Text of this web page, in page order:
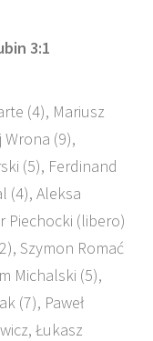
3:1
(4), Mariusz
Wrona (9),
(5), Ferdinand
(4), Aleksa
Piechocki (libero)
Szymon Romać
Michalski (5),
(7), Paweł
Łukasz